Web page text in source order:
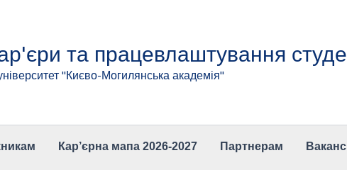
та працевлаштування
"Києво-Могилянська академія"
Кар’єрна мапа 2026-2027 Партнерам